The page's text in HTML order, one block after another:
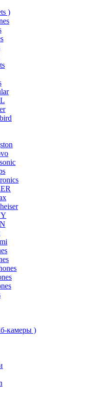
)
камеры )